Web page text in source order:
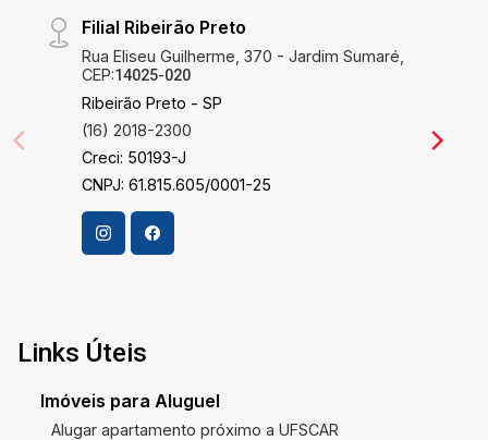
Filial Ribeirão Preto
Rua Eliseu Guilherme, 370 - Jardim Sumaré,
CEP:14025-020
Ribeirão Preto - SP
(16) 2018-2300
Creci: 50193-J
CNPJ: 61.815.605/0001-25
Links Úteis
Imóveis para Aluguel
Alugar apartamento próximo a UFSCAR